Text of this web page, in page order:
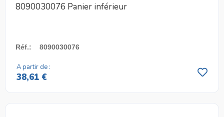
8090030076 Panier inférieur
Réf.: 8090030076
A partir de :
38,61 €